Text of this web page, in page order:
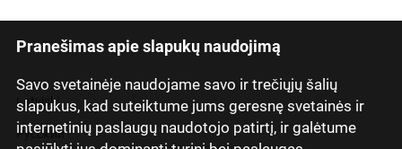
Pranešimas apie slapukų naudojimą
Savo svetainėje naudojame savo ir trečiųjų šalių
slapukus, kad suteiktume jums geresnę svetainės ir
internetinių paslaugų naudotojo patirtį, ir galėtume
Latviski
Русский